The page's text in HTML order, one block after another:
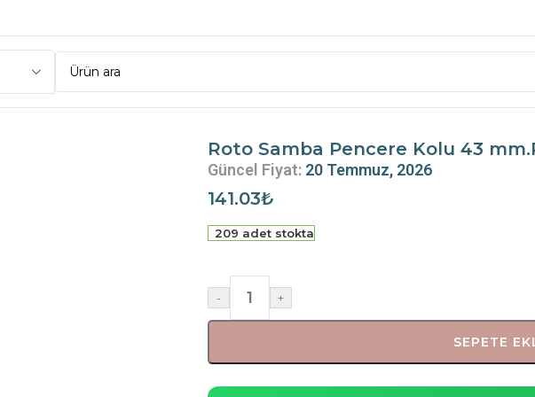
Roto Samba Pencere Kolu 43
Güncel Fiyat: 20 Temmuz, 2026
141.03₺
209 adet stokta
- +
SEPETE